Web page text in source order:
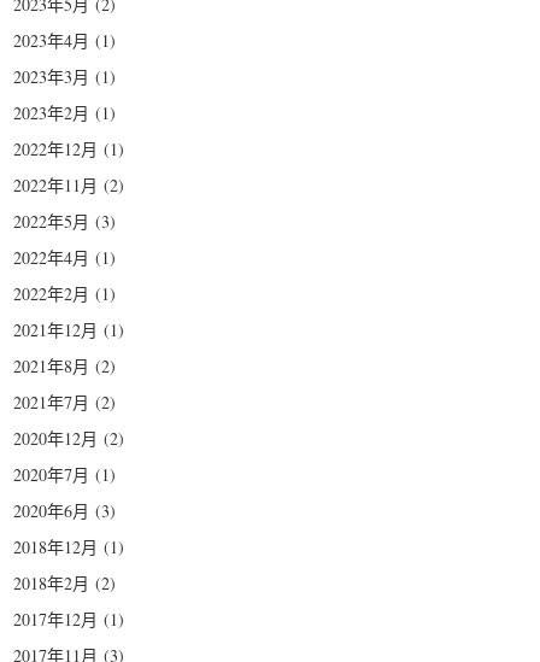
2023年4月 (1)
2023年3月 (1)
2023年2月 (1)
2022年12月 (1)
2022年11月 (2)
2022年5月 (3)
2022年4月 (1)
2022年2月 (1)
2021年12月 (1)
2021年8月 (2)
2021年7月 (2)
2020年12月 (2)
2020年7月 (1)
2020年6月 (3)
2018年12月 (1)
2018年2月 (2)
2017年12月 (1)
2017年11月 (3)